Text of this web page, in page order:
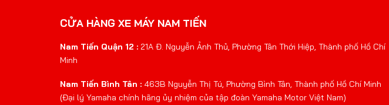
CỬA HÀNG XE MÁY NAM TIẾN
Nam Tiến Quận 12 : 21A Đ. Nguyễn Ảnh Thủ, Phường Tân Thới Hiệp, Thành phố Hồ Chí
Minh
Nam Tiến Bình Tân : 463B Nguyễn Thị Tú, Phường Bình Tân, Thành phố Hồ Chí Minh
(Đại lý Yamaha chính hãng ủy nhiệm của tập đoàn Yamaha Motor Việt Nam)